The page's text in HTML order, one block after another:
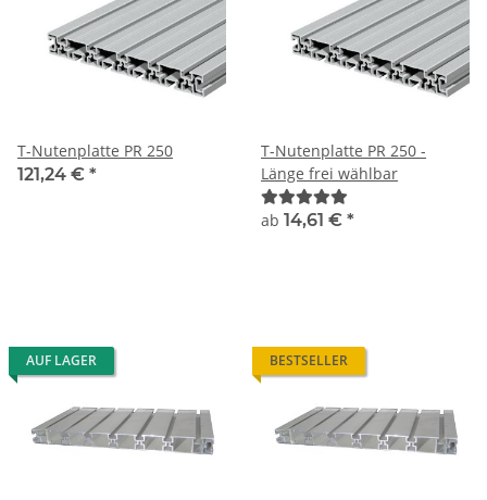
T-Nutenplatte PR 250
121,24 € *
T-Nutenplatte PR 250 -
Länge frei wählbar
ab 14,61 € *
AUF LAGER BESTSELLER